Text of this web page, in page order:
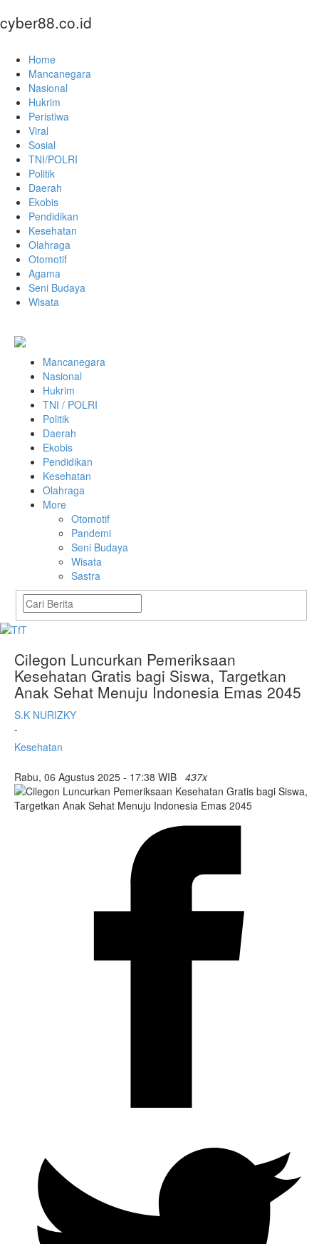
cyber88.co.id
Home
Mancanegara
Nasional
Hukrim
Peristiwa
Viral
Sosial
TNI/POLRI
Politik
Daerah
Ekobis
Pendidikan
Kesehatan
Olahraga
Otomotif
Agama
Seni Budaya
Wisata
Mancanegara
Nasional
Hukrim
TNI / POLRI
Politik
Daerah
Ekobis
Pendidikan
Kesehatan
Olahraga
More
Otomotif
Pandemi
Seni Budaya
Wisata
Sastra
Cilegon Luncurkan Pemeriksaan
Kesehatan Gratis bagi Siswa, Targetkan
Anak Sehat Menuju Indonesia Emas 2045
S.K NURIZKY
-
Kesehatan
Rabu, 06 Agustus 2025 - 17:38 WIB 437x